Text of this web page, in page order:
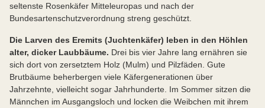
seltenste Rosenkäfer Mitteleuropas und nach der
Bundesartenschutzverordnung streng geschützt.
Die Larven des Eremits (Juchtenkäfer) leben in den Höhlen
alter, dicker Laubbäume. Drei bis vier Jahre lang ernähren sie
sich dort von zersetztem Holz (Mulm) und Pilzfäden. Gute
Brutbäume beherbergen viele Käfergenerationen über
Jahrzehnte, vielleicht sogar Jahrhunderte. Im Sommer sitzen die
Männchen im Ausgangsloch und locken die Weibchen mit ihrem